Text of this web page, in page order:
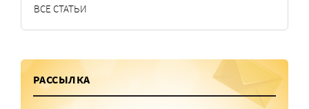
ВСЕ СТАТЬИ
РАССЫЛКА